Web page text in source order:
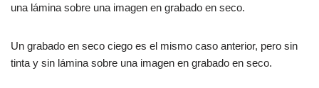
una lámina sobre una imagen en grabado en seco.
Un grabado en seco ciego es el mismo caso anterior, pero sin
tinta y sin lámina sobre una imagen en grabado en seco.